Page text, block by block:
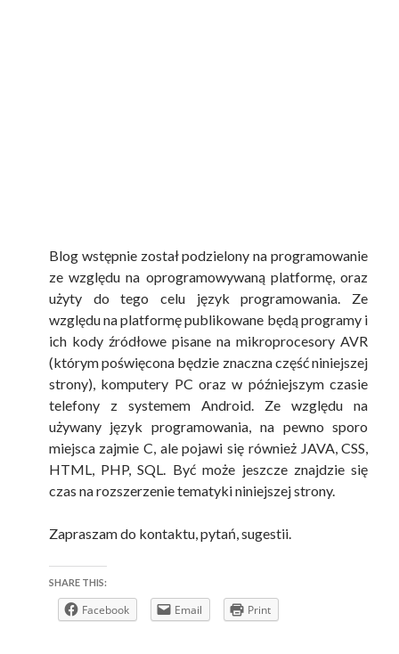
Blog wstępnie został podzielony na programowanie
ze względu na oprogramowywaną platformę, oraz
użyty do tego celu język programowania. Ze
względu na platformę publikowane będą programy i
ich kody źródłowe pisane na mikroprocesory AVR
(którym poświęcona będzie znaczna część niniejszej
strony), komputery PC oraz w późniejszym czasie
telefony z systemem Android. Ze względu na
używany język programowania, na pewno sporo
miejsca zajmie C, ale pojawi się również JAVA, CSS,
HTML, PHP, SQL. Być może jeszcze znajdzie się
czas na rozszerzenie tematyki niniejszej strony.
Zapraszam do kontaktu, pytań, sugestii.
SHARE THIS:
Facebook Email Print